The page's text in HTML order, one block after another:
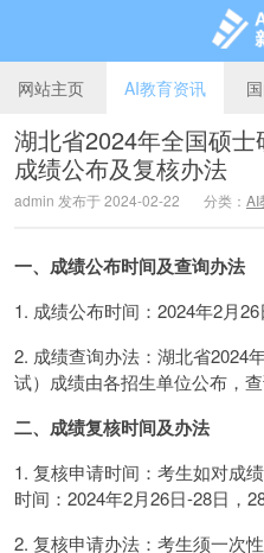
AI教育
网站主页 AI教育资讯
湖北省2024年全国硕士
成绩公布及复核办法
admin 发布于 2024-02-22 分类： AI
一、成绩公布时间及查询办法
1. 成绩公布时间：2024年2月26
2. 成绩查询办法：湖北省2024
试）成绩由各招生单位公布，
二、成绩复核时间及办法
1. 复核申请时间：考生如对成
时间：2024年2月26日-28日，
2. 复核申请办法：考生须一次